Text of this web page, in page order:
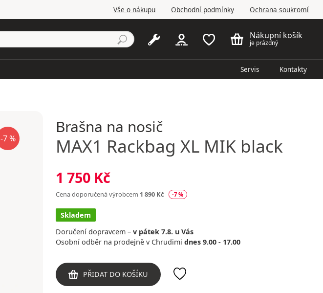
Vše o nákupu Obchodní podmínky Ochrana soukromí
Nákupní košík
je prázdný
Servis Kontakty
-7 %
Brašna na nosič
MAX1 Rackbag XL MIK black
1 750 Kč
Cena doporučená výrobcem 1 890 Kč -7 %
Skladem
Doručení dopravcem – v pátek 7.8. u Vás
Osobní odběr na prodejně v Chrudimi dnes 9.00 - 17.00
PŘIDAT DO KOŠÍKU